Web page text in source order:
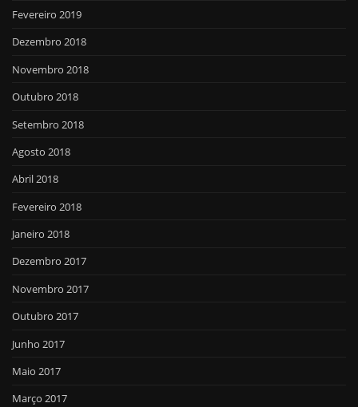
Fevereiro 2019
Dezembro 2018
Novembro 2018
Outubro 2018
Setembro 2018
Agosto 2018
Abril 2018
Fevereiro 2018
Janeiro 2018
Dezembro 2017
Novembro 2017
Outubro 2017
Junho 2017
Maio 2017
Março 2017